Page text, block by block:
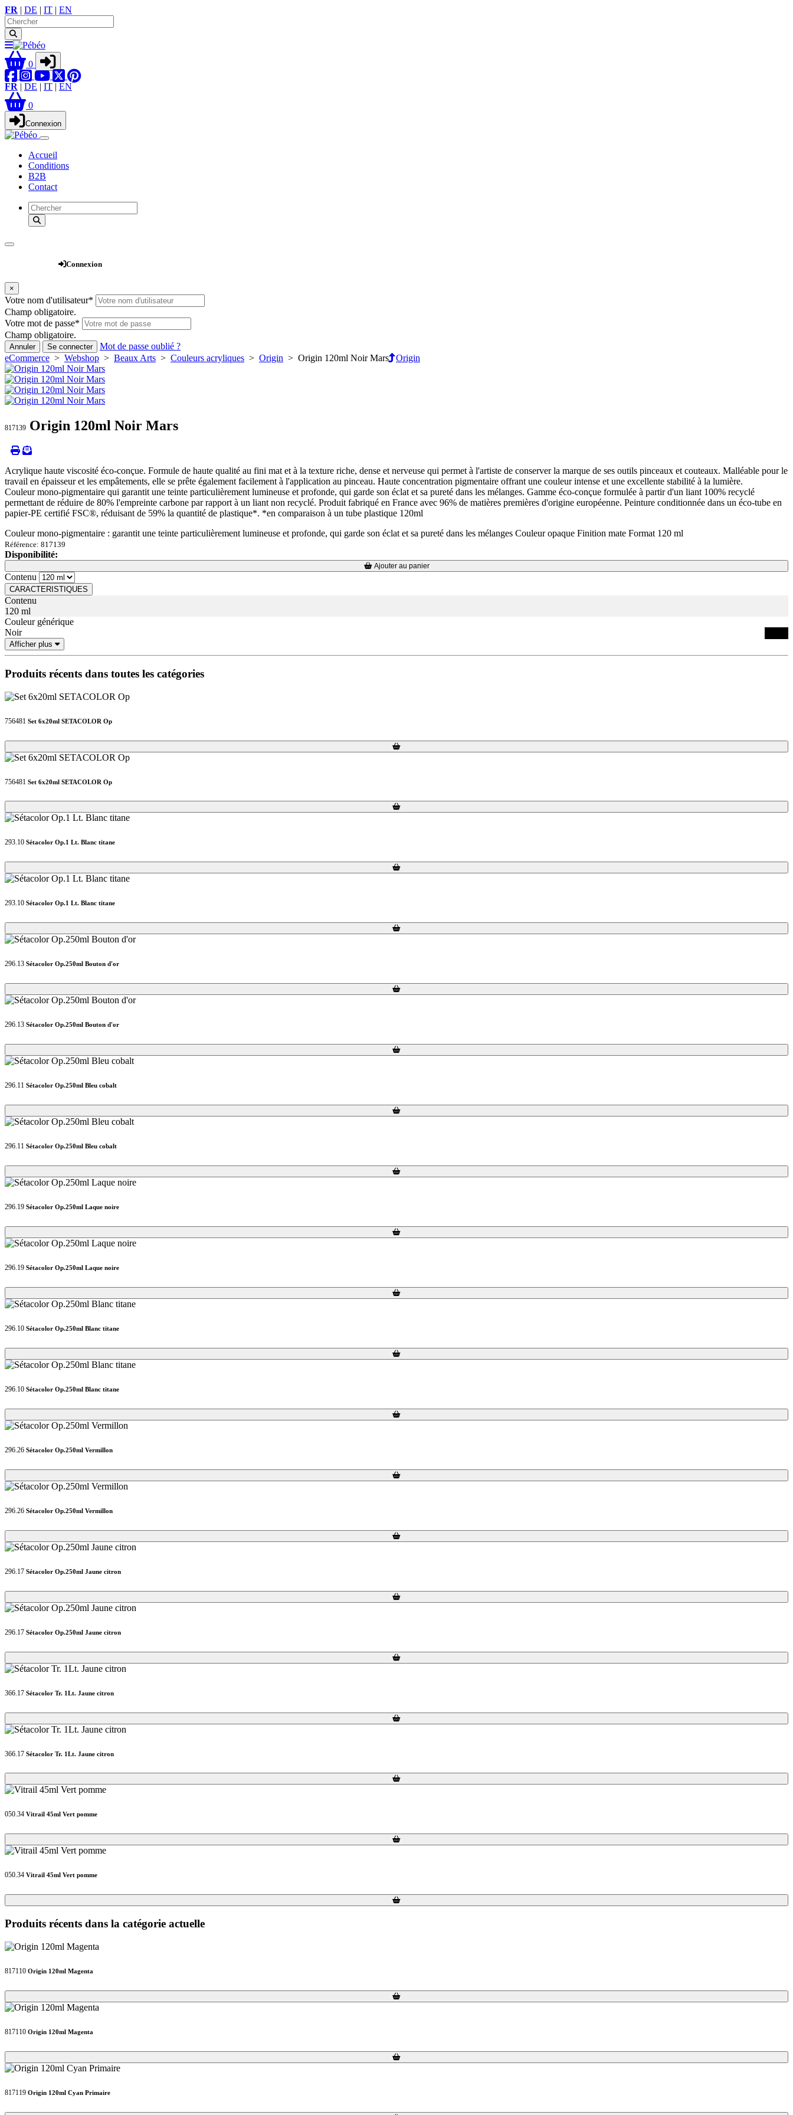
FR | DE | IT | EN
0
FR | DE | IT | EN
0
Connexion
Accueil
Conditions
B2B
Contact
Connexion
×
Votre nom d'utilisateur*
Champ obligatoire.
Votre mot de passe*
Champ obligatoire.
Annuler Se connecter
Mot de passe oublié ?
eCommerce > Webshop > Beaux Arts > Couleurs acryliques > Origin > Origin 120ml Noir Mars Origin
817139 Origin 120ml Noir Mars
Acrylique haute viscosité éco-conçue. Formule de haute qualité au fini mat et à la texture riche, dense et nerveuse qui permet à l'artiste de conserver la marque de ses outils pinceaux et couteaux. Malléable pour le
travail en épaisseur et les empâtements, elle se prête également facilement à l'application au pinceau. Haute concentration pigmentaire offrant une couleur intense et une excellente stabilité à la lumière.
Couleur mono-pigmentaire qui garantit une teinte particulièrement lumineuse et profonde, qui garde son éclat et sa pureté dans les mélanges. Gamme éco-conçue formulée à partir d'un liant 100% recyclé
permettant de réduire de 80% l'empreinte carbone par rapport à un liant non recyclé. Produit fabriqué en France avec 96% de matières premières d'origine européenne. Peinture conditionnée dans un éco-tube en
papier-PE certifié FSC®, réduisant de 59% la quantité de plastique*. *en comparaison à un tube plastique 120ml
Couleur mono-pigmentaire : garantit une teinte particulièrement lumineuse et profonde, qui garde son éclat et sa pureté dans les mélanges Couleur opaque Finition mate Format 120 ml
Référence: 817139
Disponibilité:
Loading...
Loading... Ajouter au panier
Contenu
CARACTERISTIQUES
Contenu
120 ml
Couleur générique
Noir
Afficher plus
Produits récents dans toutes les catégories
756481 Set 6x20ml SETACOLOR Op
Loading...
Loading...
756481 Set 6x20ml SETACOLOR Op
Loading...
Loading...
293.10 Sétacolor Op.1 Lt. Blanc titane
Loading...
Loading...
293.10 Sétacolor Op.1 Lt. Blanc titane
Loading...
Loading...
296.13 Sétacolor Op.250ml Bouton d'or
Loading...
Loading...
296.13 Sétacolor Op.250ml Bouton d'or
Loading...
Loading...
296.11 Sétacolor Op.250ml Bleu cobalt
Loading...
Loading...
296.11 Sétacolor Op.250ml Bleu cobalt
Loading...
Loading...
296.19 Sétacolor Op.250ml Laque noire
Loading...
Loading...
296.19 Sétacolor Op.250ml Laque noire
Loading...
Loading...
296.10 Sétacolor Op.250ml Blanc titane
Loading...
Loading...
296.10 Sétacolor Op.250ml Blanc titane
Loading...
Loading...
296.26 Sétacolor Op.250ml Vermillon
Loading...
Loading...
296.26 Sétacolor Op.250ml Vermillon
Loading...
Loading...
296.17 Sétacolor Op.250ml Jaune citron
Loading...
Loading...
296.17 Sétacolor Op.250ml Jaune citron
Loading...
Loading...
366.17 Sétacolor Tr. 1Lt. Jaune citron
Loading...
Loading...
366.17 Sétacolor Tr. 1Lt. Jaune citron
Loading...
Loading...
050.34 Vitrail 45ml Vert pomme
Loading...
Loading...
050.34 Vitrail 45ml Vert pomme
Loading...
Loading...
Produits récents dans la catégorie actuelle
817110 Origin 120ml Magenta
Loading...
Loading...
817110 Origin 120ml Magenta
Loading...
Loading...
817119 Origin 120ml Cyan Primaire